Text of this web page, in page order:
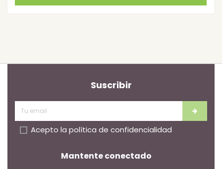
Suscribir
Acepto la política de confidencialidad
Mantente conectado